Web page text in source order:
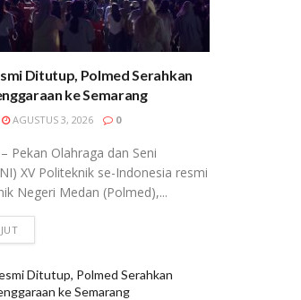
Ditutup, Polmed Serahkan
ke Semarang
AGUSTUS 3, 2026 0
Pekan Olahraga dan Seni
XV Politeknik se-Indonesia resmi
Negeri Medan (Polmed),...
Ditutup, Polmed Serahkan
ke Semarang